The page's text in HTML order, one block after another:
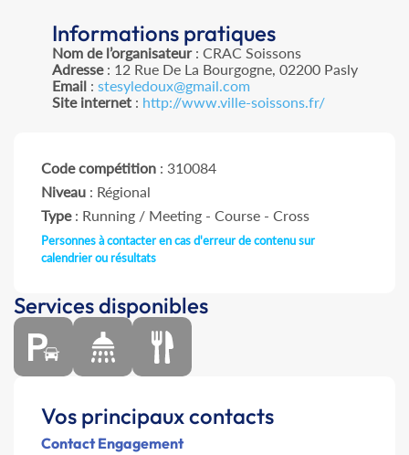
Informations pratiques
Nom de l’organisateur: CRAC Soissons
Adresse: 12 Rue De La Bourgogne, 02200 Pasly
Email: stesyledoux@gmail.com
Site internet: http://www.ville-soissons.fr/
Code compétition : 310084
Niveau : Régional
Type: Running / Meeting - Course - Cross
Personnes à contacter en cas d'erreur de contenu sur
calendrier ou résultats
Services disponibles
Vos principaux contacts
Contact Engagement